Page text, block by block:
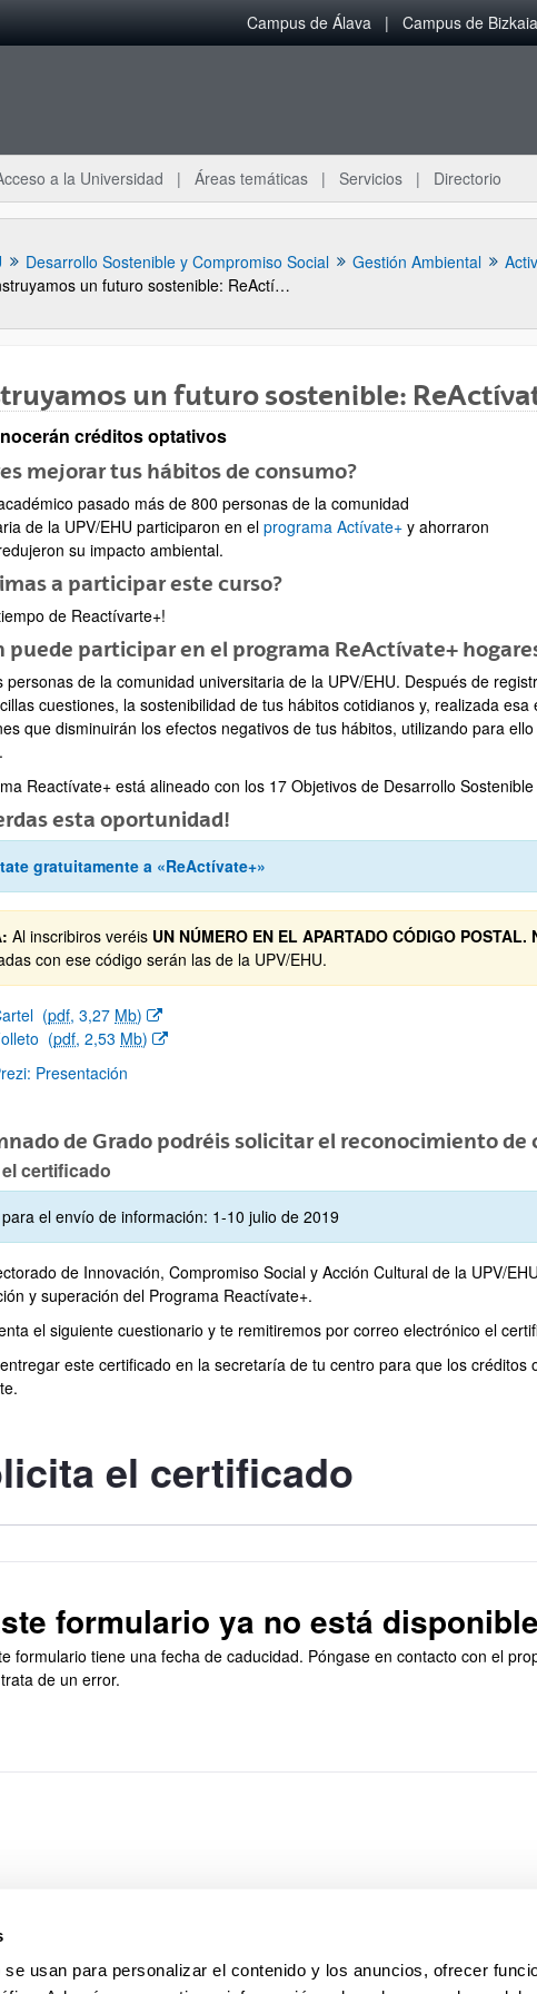
usan para personalizar el contenido y los anuncios, ofrecer
Campus de Álava Campus de Bizkaia
a la Universidad Áreas temáticas Servicios Directorio
Desarrollo Sostenible y Compromiso Social Gestión Ambiental
Construyamos un futuro sostenible: ReActívate+
un futuro sostenible:
créditos optativos
mejorar tus hábitos de consumo?
pasado más de 800 personas de la comunidad
de la UPV/EHU participaron en el programa Actívate+ y ahorraron
su impacto ambiental.
a participar este curso?
de Reactívarte+!
puede participar en el programa ReActívate+
personas de la comunidad universitaria de la UPV/EHU. Después de
cuestiones, la sostenibilidad de tus hábitos cotidianos y, realizada
que disminuirán los efectos negativos de tus hábitos, utilizando para
Reactívate+ está alineado con los 17 Objetivos de Desarrollo
esta oportunidad!
gratuitamente a «ReActívate+»
Al inscribiros veréis UN NÚMERO EN EL APARTADO CÓDIGO POSTAL.
con ese código serán las de la UPV/EHU.
una nueva ventana)
(pdf, 3,27 Mb)
una nueva ventana)
(pdf, 2,53 Mb)
Presentación
de Grado podréis solicitar el reconocimiento
certificado
el envío de información: 1-10 julio de 2019
de Innovación, Compromiso Social y Acción Cultural de la UPV/
y superación del Programa Reactívate+.
el siguiente cuestionario y te remitiremos por correo electrónico el
este certificado en la secretaría de tu centro para que los créditos
el certificado
formulario ya no está
formulario tiene una fecha de caducidad. Póngase en contacto con el
de un error.